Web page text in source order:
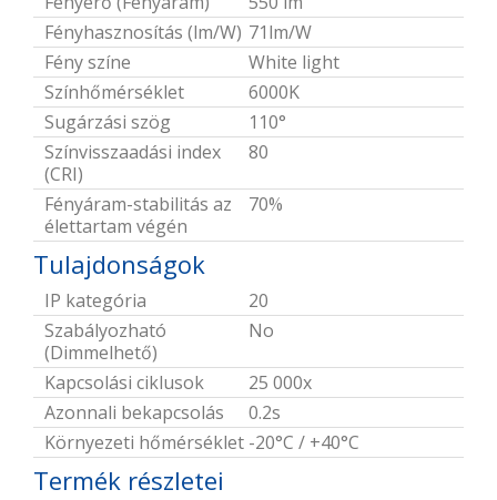
Fényhasznosítás (lm/W) 71lm/W
Fény színe
White light
Színhőmérséklet
6000K
Sugárzási szög
110°
Színvisszaadási index
(CRI)
80
Fényáram-stabilitás az
élettartam végén
70%
Tulajdonságok
IP kategória
20
Szabályozható
(Dimmelhető)
No
Kapcsolási ciklusok
25 000x
Azonnali bekapcsolás
0.2s
Környezeti hőmérséklet -20°C / +40°C
Termék részletei